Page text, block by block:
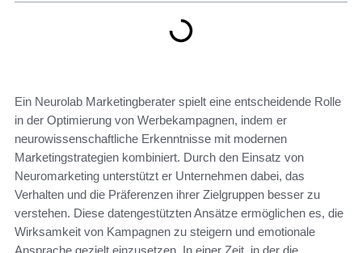
Ein Neurolab Marketingberater spielt eine entscheidende Rolle
in der Optimierung von Werbekampagnen, indem er
neurowissenschaftliche Erkenntnisse mit modernen
Marketingstrategien kombiniert. Durch den Einsatz von
Neuromarketing unterstützt er Unternehmen dabei, das
Verhalten und die Präferenzen ihrer Zielgruppen besser zu
verstehen. Diese datengestützten Ansätze ermöglichen es, die
Wirksamkeit von Kampagnen zu steigern und emotionale